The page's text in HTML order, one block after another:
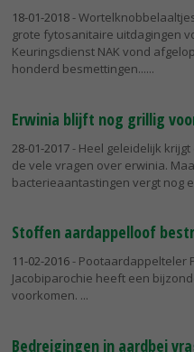
18-01-2018-
grote fytosanitaire uitdagingen
Keuringsdienst NAK vond
honderd besmettingen...
Erwinia blijft nog grillig
28-01-2017- Heel geleidelijk
de vele vragen over erwinia.
bacterieaantastingen vergt nog
Stoffen aardappelloof
11-02-2016- Pootaardappelteler
Jacobiparochie heeft een
voorkomen.
Bedreigingen in aardbei